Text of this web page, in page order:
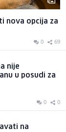
nova opcija za
0 69
nije
u posudi za
0 0
na